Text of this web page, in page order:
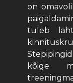
on
tuleb
kõige